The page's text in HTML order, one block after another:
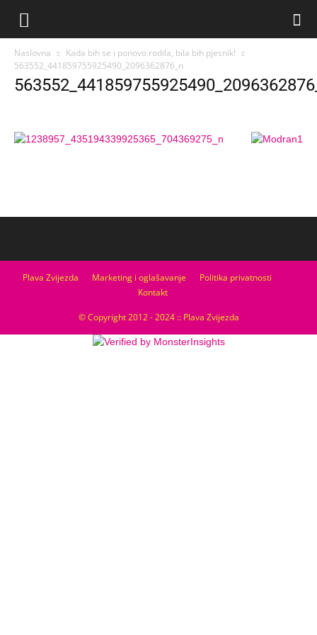
Naslovna
Kada bih se i ponovo rodila, bila bih pjesnik!
563552_441859755925490_2096362876_n
Plava Zvijezda Marketing i oglašavanje
Politika privatnosti
Kontakt
© Copyright 2012 - 2024 :: Plava Zvijezda